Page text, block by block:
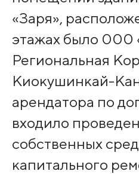
«Заря»,
этажах было 000
Региональная
Киокушинкай-
арендатора по
входило
собственных
капитального